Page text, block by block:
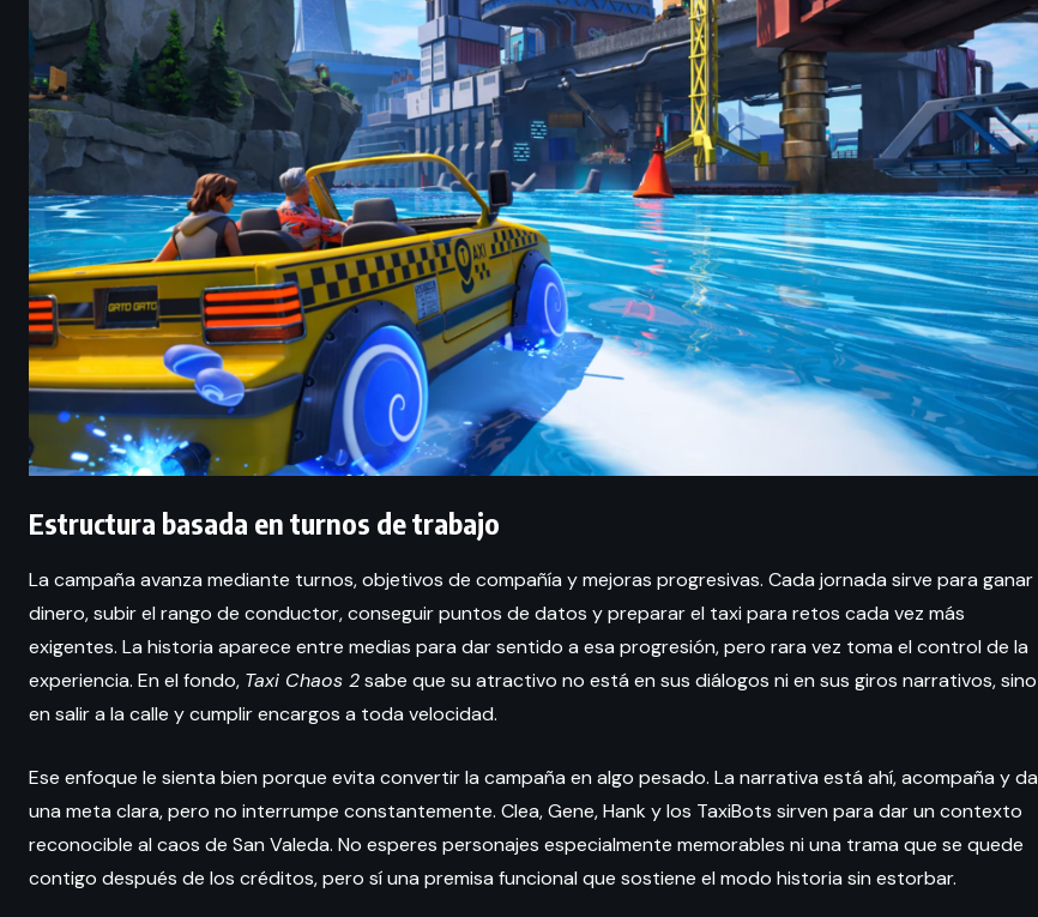
Estructura basada en turnos de trabajo
La campaña avanza mediante turnos, objetivos de compañía y mejoras progresivas. Cada jornada sirve para ganar
dinero, subir el rango de conductor, conseguir puntos de datos y preparar el taxi para retos cada vez más
exigentes. La historia aparece entre medias para dar sentido a esa progresión, pero rara vez toma el control de la
experiencia. En el fondo, Taxi Chaos 2sabe que su atractivo no está en sus diálogos ni en sus giros narrativos, sino
en salir a la calle y cumplir encargos a toda velocidad.
Ese enfoque le sienta bien porque evita convertir la campaña en algo pesado. La narrativa está ahí, acompaña y da
una meta clara, pero no interrumpe constantemente. Clea, Gene, Hank y los TaxiBots sirven para dar un contexto
reconocible al caos de San Valeda. No esperes personajes especialmente memorables ni una trama que se quede
contigo después de los créditos, pero sí una premisa funcional que sostiene el modo historia sin estorbar.